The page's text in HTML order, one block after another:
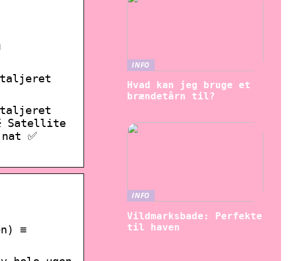
Satellite
✅
≡
INFO
Hvad kan jeg bruge et
brændetårn til?
INFO
Vildmarksbade: Perfekte
til haven